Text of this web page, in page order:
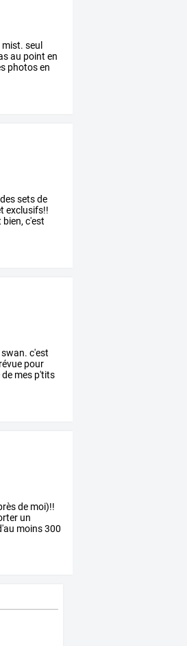
mist. seul
au point en
photosen
dessetsde
exclusifs!!
bien, c'est
swan. c'est
pour
de mes p'tits
de moi)!!
un
moins300